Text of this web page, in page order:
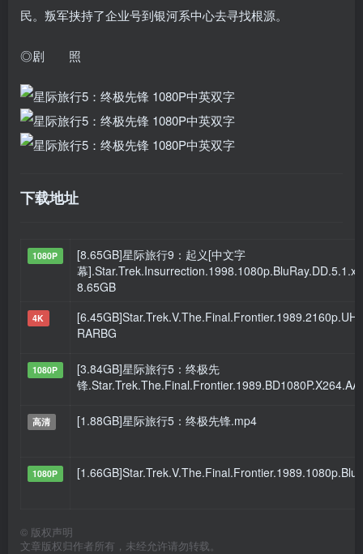
民。叛军挟持了企业号到银河系中心去寻找根源。
◎剧 照
下载地址
1080P
[8.65GB]星际旅行9：起义[中文字
幕
8.65GB
4K
RARBG
1080P
[3.84GB]星际旅行5：终极先
锋
高清 [1.88GB]星际旅行5：终极先锋.mp4
1080P
© 版权声明
文章版权归作者所有，未经允许请勿转载。